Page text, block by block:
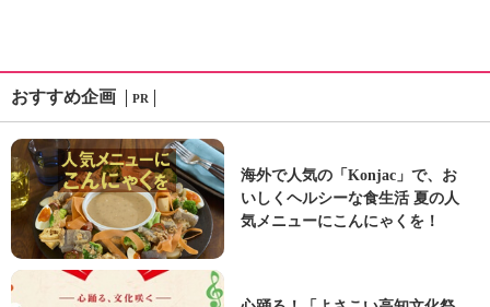
おすすめ企画 PR
海外で人気の「Konjac」で、お
いしくヘルシーな食生活 夏の人
気メニューにこんにゃくを！